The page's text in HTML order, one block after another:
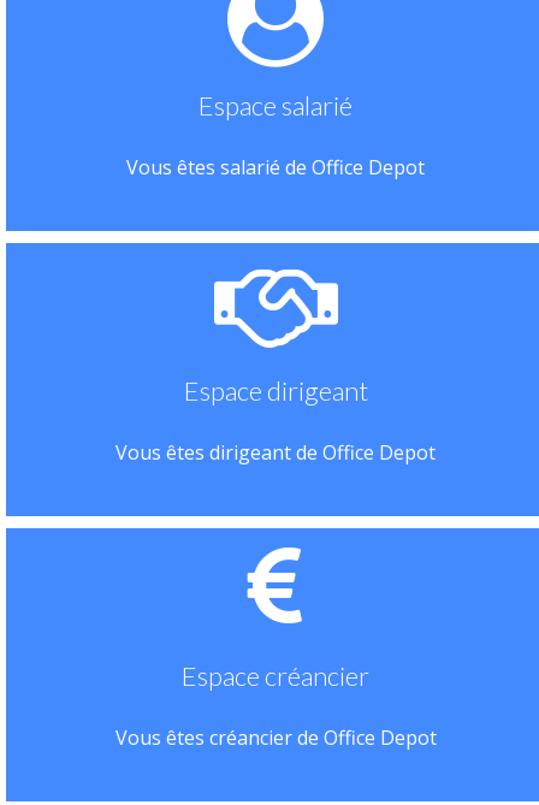
Espace salarié
Vous êtes salarié de Office Depot
Espace dirigeant
Vous êtes dirigeant de Office Depot
Espace créancier
Vous êtes créancier de Office Depot